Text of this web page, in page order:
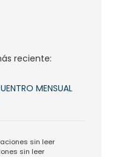
reciente:
MENSUAL
sin leer
sin leer